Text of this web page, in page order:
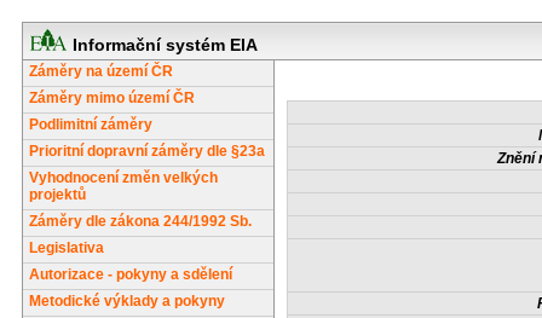
Informační systém EIA
Záměry na území ČR
Záměry mimo území ČR
Podlimitní záměry
Prioritní dopravní záměry dle §23a
Vyhodnocení změn velkých
projektů
Záměry dle zákona 244/1992 Sb.
Legislativa
Autorizace - pokyny a sdělení
Metodické výklady a pokyny
Znění